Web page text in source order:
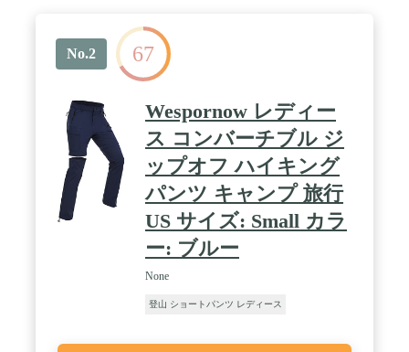
No.2 67
Wespornow レディー
ス コンバーチブル ジ
ップオフ ハイキング
パンツ キャンプ 旅行
US サイズ: Small カラ
ー: ブルー
None
登山 ショートパンツ レディース